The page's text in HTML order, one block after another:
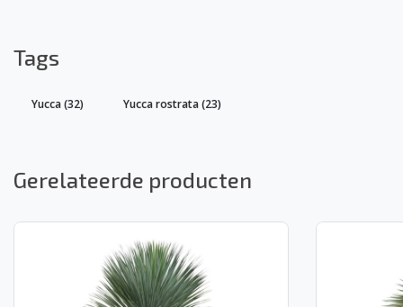
Tags
Yucca(32) Yucca rostrata(23)
Gerelateerde producten